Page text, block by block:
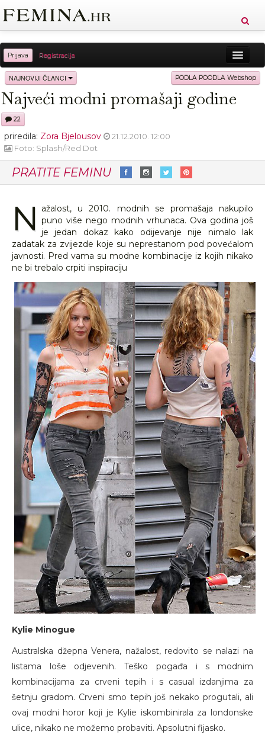
Prijava Registracija
Sreća Zdravlje Vitkost
Moda Ljubav Relax Putovanja Recepti
NAJNOVIJI ČLANCI PODLA POODLA Webshop
Najveći modni promašaji godine
22
priredila: Zora Bjelousov
21.12.2010. 12:00
Foto: Splash/Red Dot
PRATITE FEMINU
N ažalost, u 2010. modnih se promašaja nakupilo
puno više nego modnih vrhunaca. Ova godina još
je jedan dokaz kako odijevanje nije nimalo lak
zadatak za zvijezde koje su neprestanom pod povećalom
javnosti. Pred vama su modne kombinacije iz kojih nikako
ne bi trebalo crpiti inspiraciju
Kylie Minogue
Australska džepna Venera, nažalost, redovito se nalazi na
listama loše odjevenih. Teško pogađa i s modnim
kombinacijama za crveni tepih i s casual izdanjima za
šetnju gradom. Crveni smo tepih još nekako progutali, ali
ovaj modni horor koji je Kylie iskombinirala za londonske
ulice, nikako ne možemo probaviti. Apsolutni fijasko.